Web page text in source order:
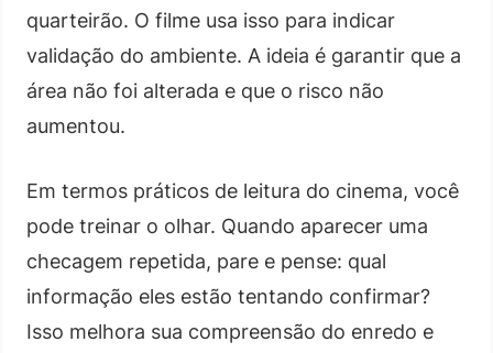
quarteirão. O filme usa isso para indicar
validação do ambiente. A ideia é garantir que a
área não foi alterada e que o risco não
aumentou.
Em termos práticos de leitura do cinema, você
pode treinar o olhar. Quando aparecer uma
checagem repetida, pare e pense: qual
informação eles estão tentando confirmar?
Isso melhora sua compreensão do enredo e